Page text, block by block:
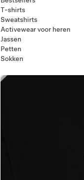
T-shirts
Sweatshirts
Activewear voor heren
Jassen
Petten
Sokken